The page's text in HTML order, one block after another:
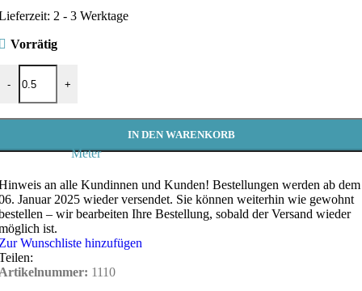
2 - 3 Werktage
Vorrätig
-
3mm blau Meterware Menge
+
Meter
IN DEN WARENKORB
an alle Kundinnen und Kunden! Bestellungen werden ab dem
Januar 2025 wieder versendet. Sie können weiterhin wie gewohnt
– wir bearbeiten Ihre Bestellung, sobald der Versand wieder
ist.
Wunschliste hinzufügen
1110